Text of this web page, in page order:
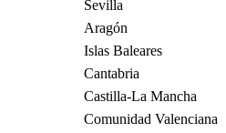
Sevilla
Aragón
Islas Baleares
Cantabria
Castilla-La Mancha
Comunidad Valenciana